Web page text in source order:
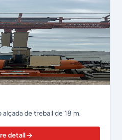
de treball de 18 m.
detall